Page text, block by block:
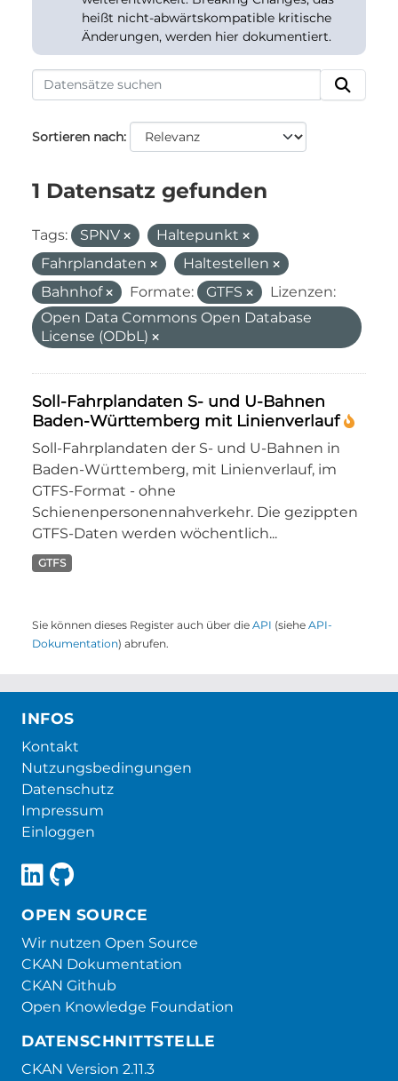
heißt nicht-abwärtskompatible kritische
Änderungen, werden hier dokumentiert.
Sortieren nach
1 Datensatz gefunden
Tags: SPNV
Haltepunkt
Fahrplandaten
Haltestellen
Bahnhof
Formate: GTFS
Lizenzen:
Open Data Commons Open Database
License (ODbL)
Soll-Fahrplandaten S- und U-Bahnen
Baden-Württemberg mit Linienverlauf
Soll-Fahrplandaten der S- und U-Bahnen in
Baden-Württemberg, mit Linienverlauf, im
GTFS-Format - ohne
Schienenpersonennahverkehr. Die gezippten
GTFS-Daten werden wöchentlich...
GTFS
Sie können dieses Register auch über die API (siehe API-
Dokumentation) abrufen.
INFOS
Kontakt
Nutzungsbedingungen
Datenschutz
Impressum
Einloggen
OPEN SOURCE
Wir nutzen Open Source
CKAN Dokumentation
CKAN Github
Open Knowledge Foundation
DATENSCHNITTSTELLE
CKAN Version 2.11.3